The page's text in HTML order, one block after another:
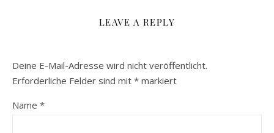
LEAVE A REPLY
Deine E-Mail-Adresse wird nicht veröffentlicht.
Erforderliche Felder sind mit * markiert
Name *